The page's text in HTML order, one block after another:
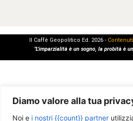
Diamo valore alla tua
Noi e i nostri {{count}} partner
Il Caffè Geopolitico Ed. 2026 -
"L'imparzialità è un sogno, la probità è